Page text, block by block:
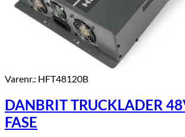
Varenr.: HFT48120B
DANBRIT TRUCKLADER
FASE